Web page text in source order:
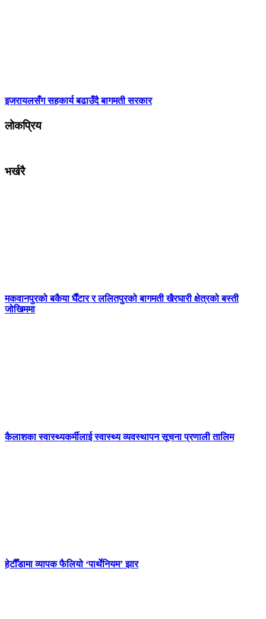
इजरायलसँग सहकार्य बढाउँदै बागमती सरकार
लोकप्रिय
भर्खरै
मकवानपुरको बकैया घैँटार र ललितपुरको बागमती खैरघारी क्षेत्रको बस्ती
जोखिममा
कैलाशका स्वास्थ्यकर्मीलाई स्वास्थ्य व्यवस्थापन सूचना प्रणाली तालिम
हेटौँडामा व्यापक फैलियो ‘पार्थेनियम’ झार